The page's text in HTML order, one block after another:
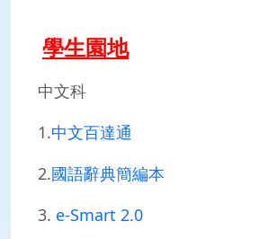
學生園地
中文科
1.中文百達通
2.國語辭典簡編本
3. e-Smart 2.0